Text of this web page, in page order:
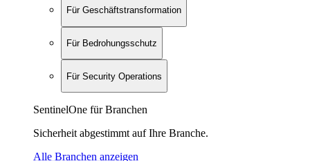
Für Geschäftstransformation
Für Bedrohungsschutz
Für Security Operations
SentinelOne für Branchen
Sicherheit abgestimmt auf Ihre Branche.
Alle Branchen anzeigen